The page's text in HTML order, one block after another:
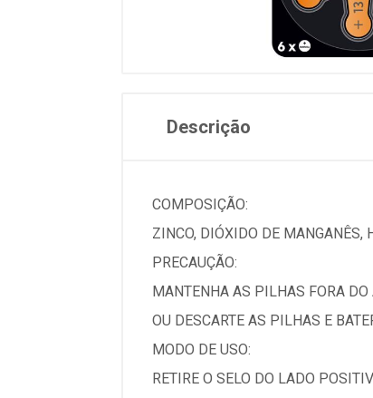
Descrição
COMPOSIÇÃO:
ZINCO, DIÓXIDO DE MANGANÊS,
PRECAUÇÃO:
MANTENHA AS PILHAS FORA DO
OU DESCARTE AS PILHAS E
MODO DE USO:
RETIRE O SELO DO LADO